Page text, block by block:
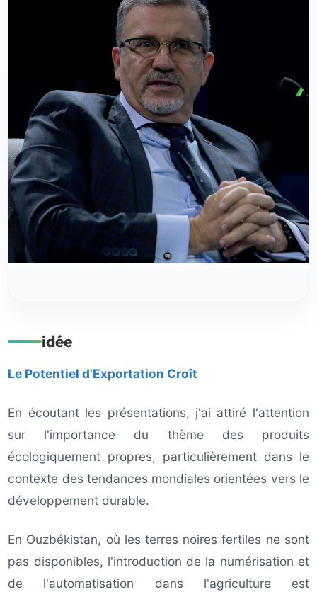
idée
Le Potentiel d'Exportation Croît
En écoutant les présentations, j'ai attiré l'attention
sur l'importance du thème des produits
écologiquement propres, particulièrement dans le
contexte des tendances mondiales orientées vers le
développement durable.
En Ouzbékistan, où les terres noires fertiles ne sont
pas disponibles, l'introduction de la numérisation et
de l'automatisation dans l'agriculture est